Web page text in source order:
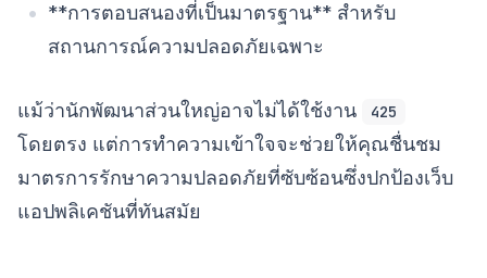
**การตอบสนองที่เป็นมาตรฐาน** สำหรับ
สถานการณ์ความปลอดภัยเฉพาะ
แม้ว่านักพัฒนาส่วนใหญ่อาจไม่ได้ใช้งาน 425
โดยตรง แต่การทำความเข้าใจจะช่วยให้คุณชื่นชม
มาตรการรักษาความปลอดภัยที่ซับซ้อนซึ่งปกป้องเว็บ
แอปพลิเคชันที่ทันสมัย